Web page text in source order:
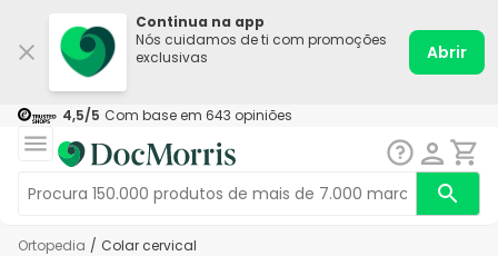
Continua na app
Nós cuidamos de ti com promoções
exclusivas
Abrir
4,5/5 Com base em 643 opiniões
Ortopedia / Colar cervical